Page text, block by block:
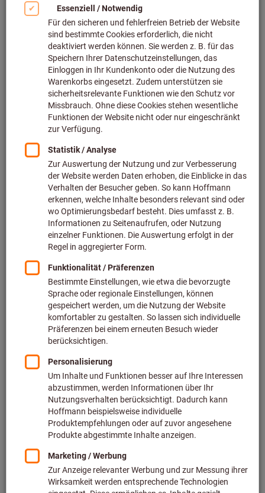
Drehmomentwerkzeuge Ersatzteile & Zubehör (143)
Zangen & Pinzetten Ersatzteile & Zubehör (602)
Entgrater & Schaber Ersatzteile & Zubehör (67)
Schneidwerkzeuge Ersatzteile & Zubehör (469)
Schlagwerkzeuge Ersatzteile & Zubehör (395)
Spannwerkzeuge Ersatzteile & Zubehör (205)
Montagewerkzeuge & Demontagewerkzeuge
Ersatzteile & Zubehör (691)
Rohrbearbeitungswerkzeuge Ersatzteile & Zubehör
(115)
Nietwerkzeuge Ersatzteile & Zubehör (493)
Aderenthülsen & Schrumpfschläuche (30)
Filtern & Sortieren